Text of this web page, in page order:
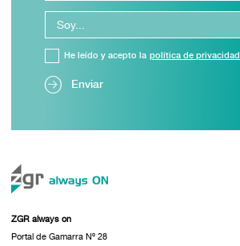
Enviar
He leído y acepto la política de privacidad
ZGR always on
Portal de Gamarra Nº 28